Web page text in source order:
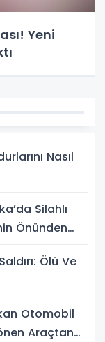
Yeni
Nasıl
Silahlı
Önünden
Ölü Ve
Otomobil
Araçtan